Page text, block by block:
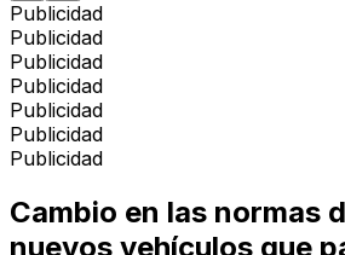
Publicidad
Publicidad
Publicidad
Publicidad
Publicidad
Publicidad
Publicidad
Cambio en las normas
nuevos vehículos que